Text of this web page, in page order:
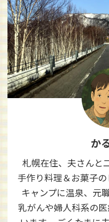
か
札幌在住、夫さんと
手作り料理＆お菓子
キャンプに温泉、元
乳がんや婦人科系の